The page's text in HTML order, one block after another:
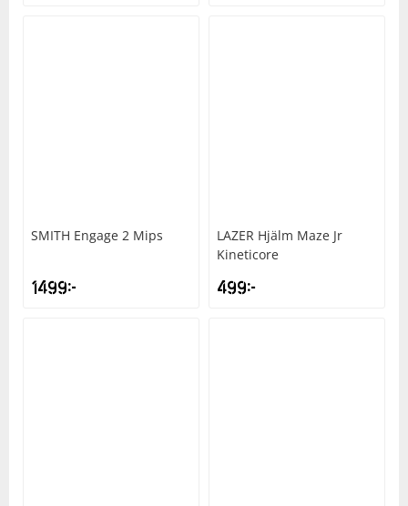
SMITH Engage 2 Mips
1499kr
LAZER Hjälm Maze Jr
Kineticore
499kr